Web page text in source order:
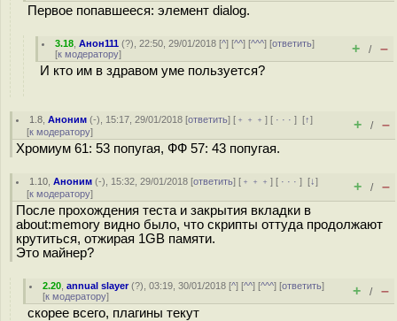
Первое попавшееся: элемент dialog.
3.18 ,Анон111 (?), 22:50, 29/01/2018 [^] [^^] [^^^] [ответить]
[к модератору] + / –
И кто им в здравом уме пользуется?
1.8 ,Аноним (-), 15:17, 29/01/2018 [ответить] [ ﹢﹢﹢] [ · · ·][↑]
[к модератору] + / –
Хромиум 61: 53 попугая, ФФ 57: 43 попугая.
1.10 ,Аноним (-), 15:32, 29/01/2018 [ответить] [ ﹢﹢﹢] [ · · ·][↓]
[к модератору] + / –
После прохождения теста и закрытия вкладки в
about:memory видно было, что скрипты оттуда продолжают
крутиться, отжирая 1GB памяти.
Это майнер?
2.20 ,annual slayer(?), 03:19, 30/01/2018 [^] [^^] [^^^] [ответить]
[к модератору] + / –
скорее всего, плагины текут